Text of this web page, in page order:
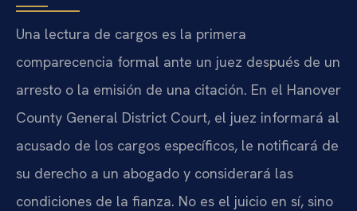
Una lectura de cargos es la primera
comparecencia formal ante un juez después de un
arresto o la emisión de una citación. En el Hanover
County General District Court, el juez informará al
acusado de los cargos específicos, le notificará de
su derecho a un abogado y considerará las
condiciones de la fianza. No es el juicio en sí, sino